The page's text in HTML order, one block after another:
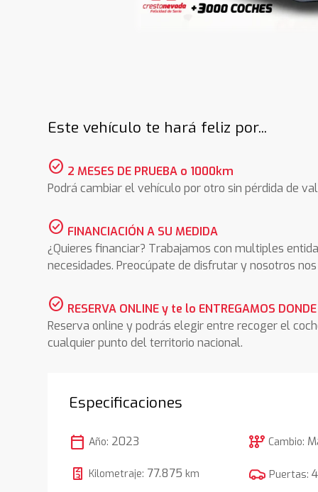
Este vehículo te hará feliz por...
check_circle 2 MESES DE PRUEBA o 1000km
Podrá cambiar el vehículo por otro sin pérdida de
check_circle FINANCIACIÓN A SU MEDIDA
¿Quieres financiar? Trabajamos con multiples
necesidades. Preocúpate de disfrutar y nosotros
check_circle RESERVA ONLINE y te lo ENTREGAMOS
Reserva online y podrás elegir entre recoger el
cualquier punto del territorio nacional.
Especificaciones
calendar_today Año: 2023
Kilometraje: 77.875 km
auto_transmission Cambio:
Puertas:4